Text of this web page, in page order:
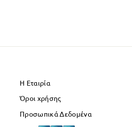
Η Εταιρία
Όροι χρήσης
Προσωπικά Δεδομένα